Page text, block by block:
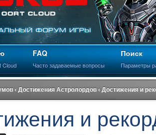
Cloud
FAQ
Часто задаваемые вопросы
Поиск
Параметры
‹ Достижения Астролордов ‹ Достижения и
и